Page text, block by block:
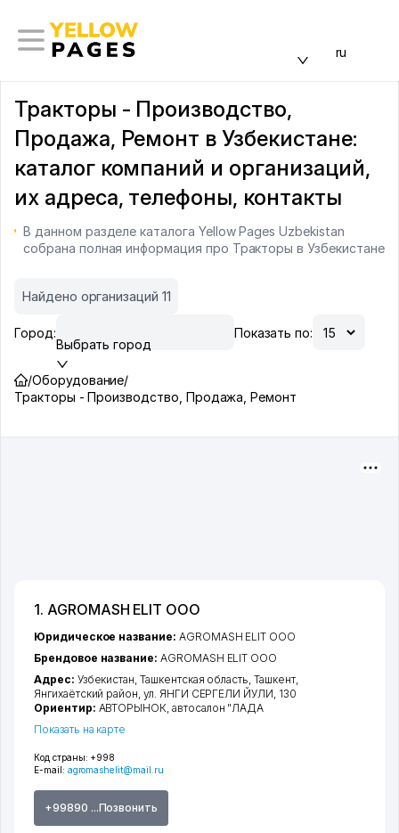
ru
Тракторы - Производство,
Продажа, Ремонт в Узбекистане:
каталог компаний и организаций,
их адреса, телефоны, контакты
В данном разделе каталога Yellow Pages Uzbekistan
собрана полная информация про Тракторы в Узбекистане
Найдено организаций 11
Город:
Выбрать город
Показать по:
/Оборудование/
Тракторы - Производство, Продажа, Ремонт
1. AGROMASH ELIT ООО
Код страны: +998
E-mail: agromashelit@mail.ru
+99890 ...Позвонить
Юридическое название: AGROMASH ELIT ООО
Брендовое название: AGROMASH ELIT ООО
Адрес: Узбекистан,Ташкентская область,Ташкент,
Янгихаётский район,ул. ЯНГИ СЕРГЕЛИ ЙУЛИ, 130
Ориентир: АВТОРЫНОК, автосалон "ЛАДА
Показать на карте